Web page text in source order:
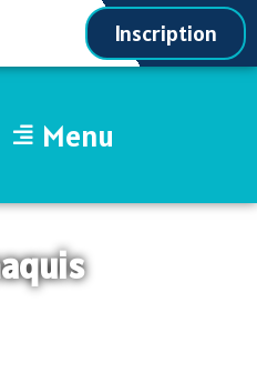
Inscription
Menu